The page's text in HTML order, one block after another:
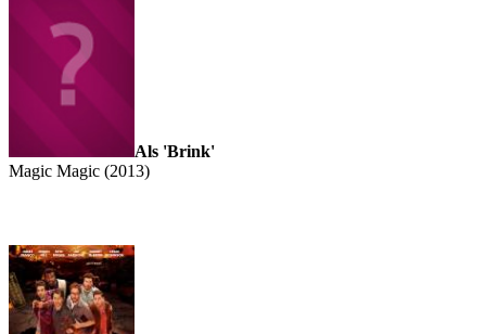
Als 'Brink'
Magic Magic (2013)